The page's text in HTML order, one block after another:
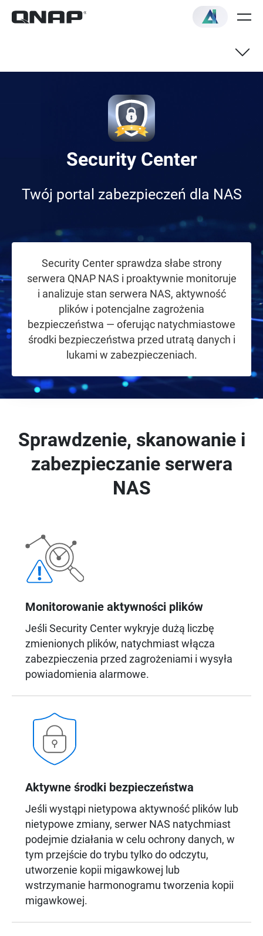
Security Center
Twój portal zabezpieczeń dla NAS
Security Center sprawdza słabe strony
serwera QNAP NAS i proaktywnie monitoruje
i analizuje stan serwera NAS, aktywność
plików i potencjalne zagrożenia
bezpieczeństwa — oferując natychmiastowe
środki bezpieczeństwa przed utratą danych i
lukami w zabezpieczeniach.
Sprawdzenie, skanowanie i
zabezpieczanie serwera
NAS
Monitorowanie aktywności plików
Jeśli Security Center wykryje dużą liczbę
zmienionych plików, natychmiast włącza
zabezpieczenia przed zagrożeniami i wysyła
powiadomienia alarmowe.
Aktywne środki bezpieczeństwa
Jeśli wystąpi nietypowa aktywność plików lub
nietypowe zmiany, serwer NAS natychmiast
podejmie działania w celu ochrony danych, w
tym przejście do trybu tylko do odczytu,
utworzenie kopii migawkowej lub
wstrzymanie harmonogramu tworzenia kopii
migawkowej.